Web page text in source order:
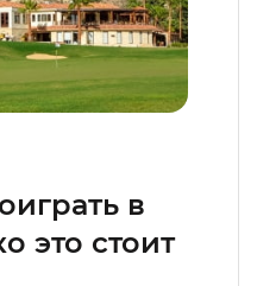
в
это стоит